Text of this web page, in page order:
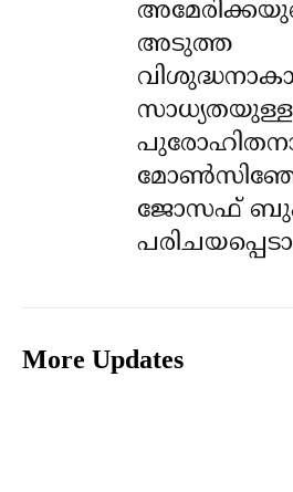
അടുത്ത
ജോസഫ്
More Updates